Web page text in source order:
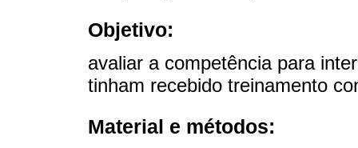
Objetivo:
avaliar a competência para
tinham recebido treinamento
Material e métodos: